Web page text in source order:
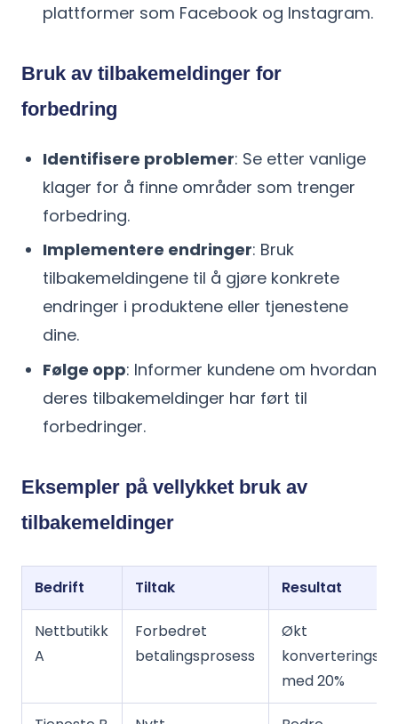
plattformer som Facebook og Instagram.
Bruk av tilbakemeldinger for
forbedring
Identifisere problemer: Se etter vanlige
klager for å finne områder som trenger
forbedring.
Implementere endringer: Bruk
tilbakemeldingene til å gjøre konkrete
endringer i produktene eller tjenestene
dine.
Følge opp: Informer kundene om hvordan
deres tilbakemeldinger har ført til
forbedringer.
Eksempler på vellykket bruk av
tilbakemeldinger
Bedrift Tiltak Resultat
Nettbutikk
A
Forbedret
betalingsprosess
Økt
med 20%